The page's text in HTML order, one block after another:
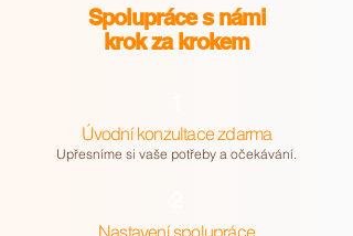
Spolupráce s námi
krok za krokem
Úvodní konzultace zdarma
Upřesníme si vaše potřeby a očekávání.
Nastavení spolupráce